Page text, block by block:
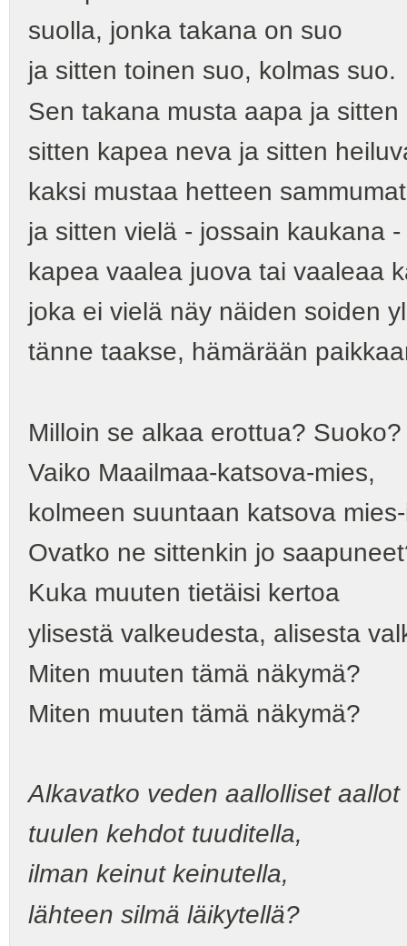
suolla, jonka takana on suo
ja sitten toinen suo, kolmas suo.
Sen takana musta aapa ja sitten
sitten kapea neva ja sitten
kaksi mustaa hetteen
ja sitten vielä - jossain kaukana -
kapea vaalea juova tai vaaleaa
joka ei vielä näy näiden soiden
tänne taakse, hämärään
Milloin se alkaa erottua?
Vaiko Maailmaa-katsova-mies,
kolmeen suuntaan katsova
Ovatko ne sittenkin jo
Kuka muuten tietäisi kertoa
ylisestä valkeudesta, alisesta
Miten muuten tämä näkymä?
Miten muuten tämä näkymä?
Alkavatko veden aallolliset aallot
tuulen kehdot tuuditella,
ilman keinut keinutella,
lähteen silmä läikytellä?